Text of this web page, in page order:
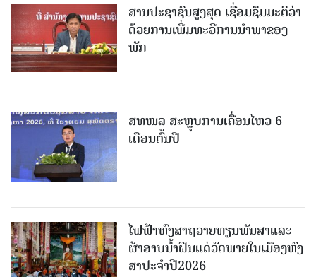
ສານປະຊາຊົນສູງສຸດ ເຊື່ອມຊຶມມະຕິວ່າ
ດ້ວຍການເພີ່ມທະວີການນຳພາຂອງ
ພັກ
ສທໜລ ສະຫຼຸບການເຄື່ອນໄຫວ 6
ເດືອນຕົ້ນປີ
ໄຟຟ້າຫົງສາຖວາຍທຽນພັນສາແລະ
ຜ້າອາບນໍ້າຝົນແດ່ວັດພາຍໃນເມືອງຫົງ
ສາປະຈໍາປີ2026